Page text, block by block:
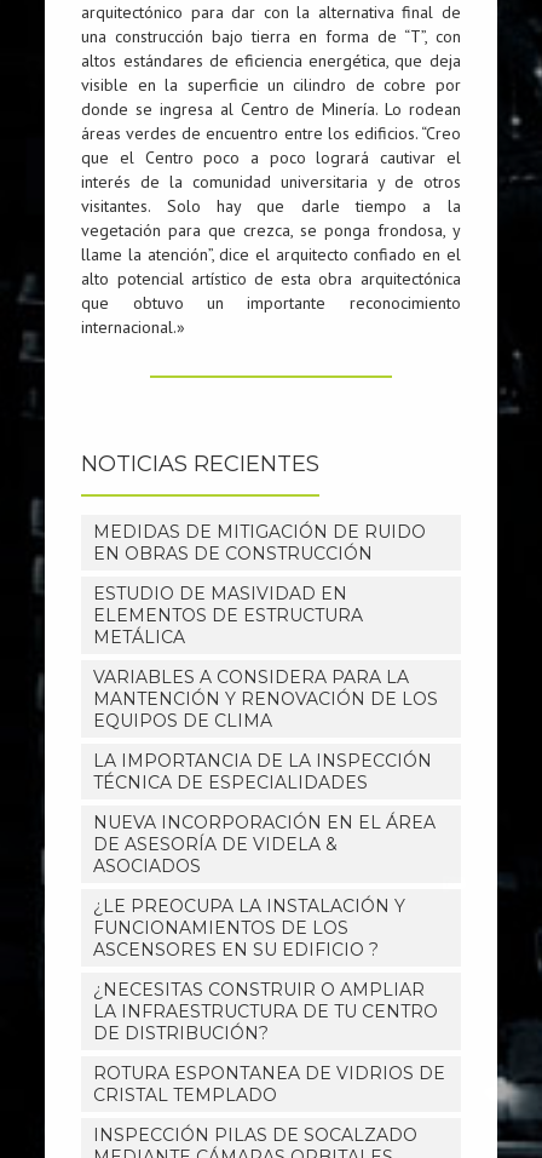
arquitectónico para dar con la alternativa final de
una construcción bajo tierra en forma de “T”, con
altos estándares de eficiencia energética, que deja
visible en la superficie un cilindro de cobre por
donde se ingresa al Centro de Minería. Lo rodean
áreas verdes de encuentro entre los edificios. “Creo
que el Centro poco a poco logrará cautivar el
interés de la comunidad universitaria y de otros
visitantes. Solo hay que darle tiempo a la
vegetación para que crezca, se ponga frondosa, y
llame la atención”, dice el arquitecto confiado en el
alto potencial artístico de esta obra arquitectónica
que obtuvo un importante reconocimiento
internacional.»
NOTICIAS RECIENTES
MEDIDAS DE MITIGACIÓN DE RUIDO
EN OBRAS DE CONSTRUCCIÓN
ESTUDIO DE MASIVIDAD EN
ELEMENTOS DE ESTRUCTURA
METÁLICA
VARIABLES A CONSIDERA PARA LA
MANTENCIÓN Y RENOVACIÓN DE LOS
EQUIPOS DE CLIMA
LA IMPORTANCIA DE LA INSPECCIÓN
TÉCNICA DE ESPECIALIDADES
NUEVA INCORPORACIÓN EN EL ÁREA
DE ASESORÍA DE VIDELA &
ASOCIADOS
¿LE PREOCUPA LA INSTALACIÓN Y
FUNCIONAMIENTOS DE LOS
ASCENSORES EN SU EDIFICIO ?
¿NECESITAS CONSTRUIR O AMPLIAR
LA INFRAESTRUCTURA DE TU CENTRO
DE DISTRIBUCIÓN?
ROTURA ESPONTANEA DE VIDRIOS DE
CRISTAL TEMPLADO
INSPECCIÓN PILAS DE SOCALZADO